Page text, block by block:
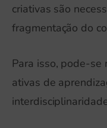
criativas são
fragmentação do
Para isso, pode-se
ativas de